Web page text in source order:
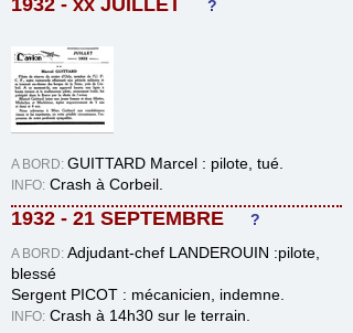
1932 - xx JUILLET ?
A BORD: GUITTARD Marcel : pilote, tué.
INFO: Crash à Corbeil.
1932 - 21 SEPTEMBRE ?
A BORD: Adjudant-chef LANDEROUIN :pilote,
blessé
Sergent PICOT : mécanicien, indemne.
INFO: Crash à 14h30 sur le terrain.